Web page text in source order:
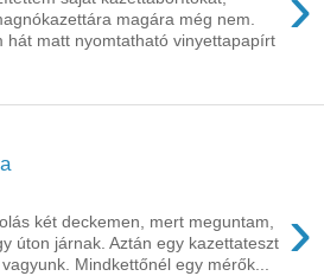
magára még nem.
hát matt nyomtatható vinyettapapírt
›
két deckemen, mert meguntam,
úton járnak. Aztán egy kazettateszt
Mindkettőnél egy mérők...